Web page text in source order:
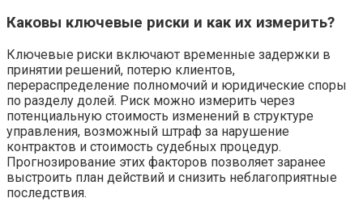
Каковы ключевые риски и как их измерить?
Ключевые риски включают временные задержки в
принятии решений, потерю клиентов,
перераспределение полномочий и юридические споры
по разделу долей. Риск можно измерить через
потенциальную стоимость изменений в структуре
управления, возможный штраф за нарушение
контрактов и стоимость судебных процедур.
Прогнозирование этих факторов позволяет заранее
выстроить план действий и снизить неблагоприятные
последствия.